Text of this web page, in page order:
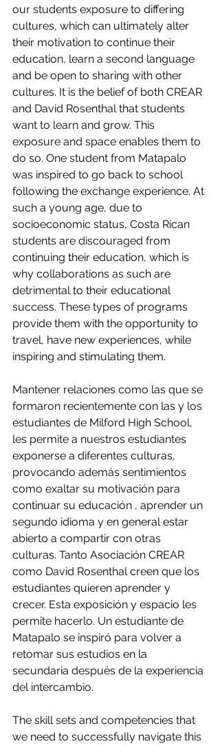
our students exposure to differing
cultures, which can ultimately alter
their motivation to continue their
education, learn a second language
and be open to sharing with other
cultures. It is the belief of both CREAR
and David Rosenthal that students
want to learn and grow. This
exposure and space enables them to
do so. One student from Matapalo
was inspired to go back to school
following the exchange experience. At
such a young age, due to
socioeconomic status, Costa Rican
students are discouraged from
continuing their education, which is
why collaborations as such are
detrimental to their educational
success. These types of programs
provide them with the opportunity to
travel, have new experiences, while
inspiring and stimulating them.
Mantener relaciones como las que se
formaron recientemente con las y los
estudiantes de Milford High School,
les permite a nuestros estudiantes
exponerse a diferentes culturas,
provocando además sentimientos
como exaltar su motivación para
continuar su educación , aprender un
segundo idioma y en general estar
abierto a compartir con otras
culturas. Tanto Asociación CREAR
como David Rosenthal creen que los
estudiantes quieren aprender y
crecer. Esta exposición y espacio les
permite hacerlo. Un estudiante de
Matapalo se inspiró para volver a
retomar sus estudios en la
secundaria después de la experiencia
del intercambio.
The skill sets and competencies that
we need to successfully navigate this